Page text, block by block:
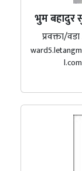
भुम बहादुर
प्रवक्ता/
l.com